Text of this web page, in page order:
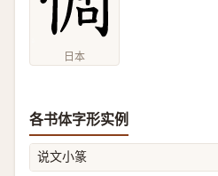
日本
各书体字形实例
说文小篆